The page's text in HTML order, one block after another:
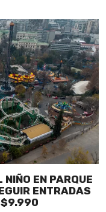
EN PARQUE
ENTRADAS
$9.990